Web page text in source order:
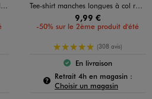
:
connaître la disponibilité de ce produit :
Tee-shirt manches longues à col roulé femme
9,99 €
-50% sur le 2ème produit d'été
5/5 de moyenne
(308 avis)
Le produit est
En livraison
Retrait 4h en magasin :
Choisir un magasin